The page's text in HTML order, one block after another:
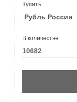
Купить
В количестве